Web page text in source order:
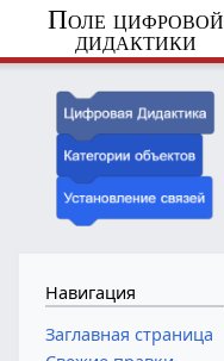
Поле цифровой
дидактики
Навигация
Заглавная страница